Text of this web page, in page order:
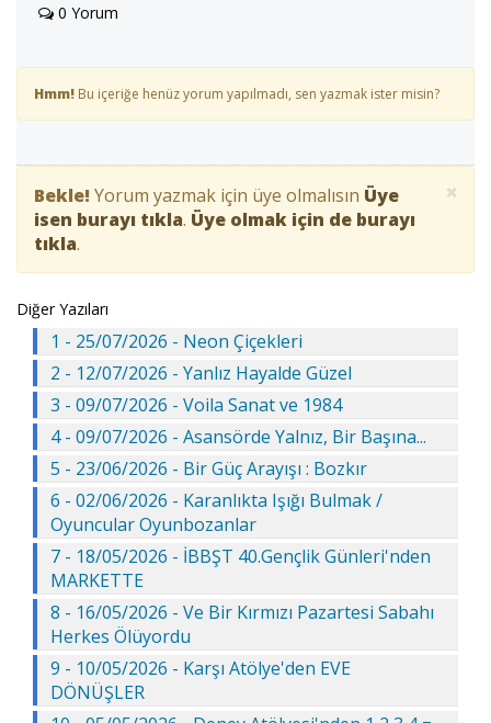
0 Yorum
Hmm! Bu içeriğe henüz yorum yapılmadı, sen yazmak ister misin?
×
Bekle! Yorum yazmak için üye olmalısın Üye
isen burayı tıkla. Üye olmak için de burayı
tıkla.
Diğer Yazıları
1 - 25/07/2026 - Neon Çiçekleri
2 - 12/07/2026 - Yanlız Hayalde Güzel
3 - 09/07/2026 - Voila Sanat ve 1984
4 - 09/07/2026 - Asansörde Yalnız, Bir Başına...
5 - 23/06/2026 - Bir Güç Arayışı : Bozkır
6 - 02/06/2026 - Karanlıkta Işığı Bulmak /
Oyuncular Oyunbozanlar
7 - 18/05/2026 - İBBŞT 40.Gençlik Günleri'nden
MARKETTE
8 - 16/05/2026 - Ve Bir Kırmızı Pazartesi Sabahı
Herkes Ölüyordu
9 - 10/05/2026 - Karşı Atölye'den EVE
DÖNÜŞLER